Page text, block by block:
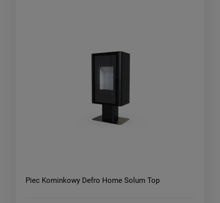
Piec Kominkowy Defro Home Solum Top